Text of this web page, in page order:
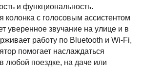
и функциональность.
колонка с голосовым ассистентом
уверенное звучание на улице и в
работу по Bluetooth и Wi-Fi,
помогает наслаждаться
любой поездке, на даче или